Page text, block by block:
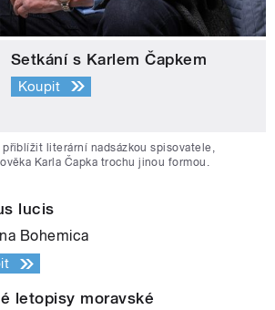
Setkání s Karlem Čapkem
Koupit
literární nadsázkou spisovatele,
Karla Čapka trochu jinou formou.
lucis
Bohemica
letopisy moravské